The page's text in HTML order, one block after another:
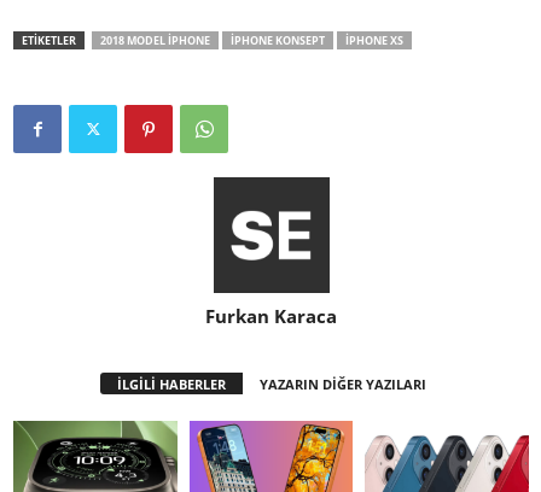
ETİKETLER 2018 MODEL IPHONE IPHONE KONSEPT IPHONE XS
Furkan Karaca
İLGİLİ HABERLER YAZARIN DİĞER YAZILARI